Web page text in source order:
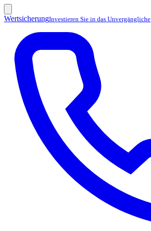
WertsicherungInvestieren Sie in das Unvergängliche